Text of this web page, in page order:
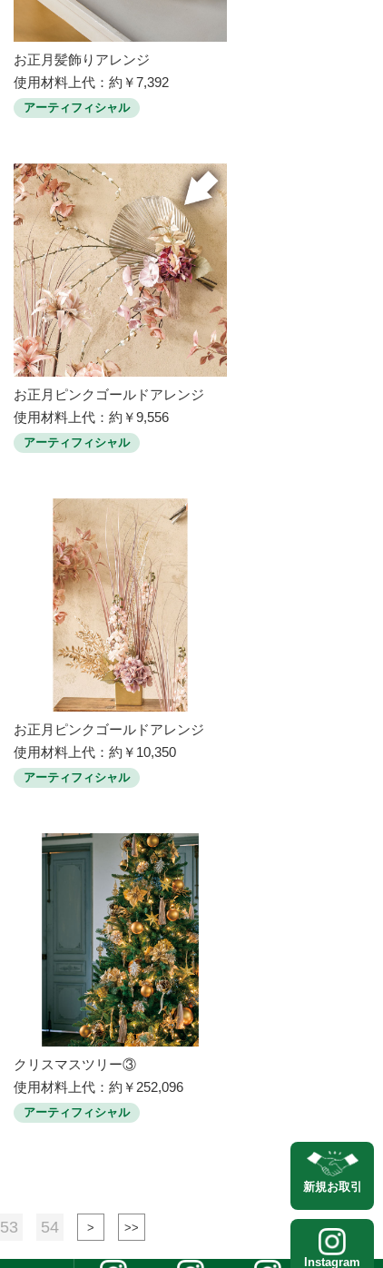
お正月髪飾りアレンジ
使用材料上代：約￥7,392
アーティフィシャル
お正月ピンクゴールドアレンジ
使用材料上代：約￥9,556
アーティフィシャル
お正月ピンクゴールドアレンジ
使用材料上代：約￥10,350
アーティフィシャル
クリスマスツリー③
使用材料上代：約￥252,096
アーティフィシャル
53 54
新規お取引
Instagram